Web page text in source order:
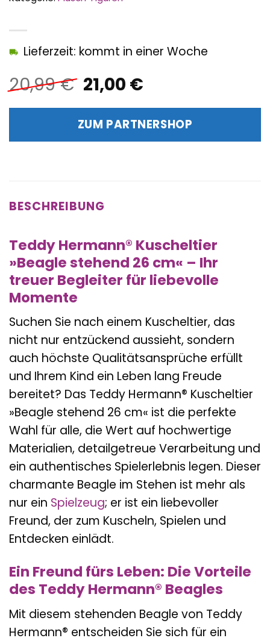
20,99€ Ursprünglicher
Preis
war:
20,99 €
21,00 €Aktueller
ist:
21,00 €.
Lieferzeit: kommt in einer Woche
ZUM PARTNERSHOP
BESCHREIBUNG
Teddy Hermann® Kuscheltier
»Beagle stehend 26 cm« – Ihr
treuer Begleiter für liebevolle
Momente
Suchen Sie nach einem Kuscheltier, das
nicht nur entzückend aussieht, sondern
auch höchste Qualitätsansprüche erfüllt
und Ihrem Kind ein Leben lang Freude
bereitet? Das Teddy Hermann® Kuscheltier
»Beagle stehend 26 cm« ist die perfekte
Wahl für alle, die Wert auf hochwertige
Materialien, detailgetreue Verarbeitung und
ein authentisches Spielerlebnis legen. Dieser
charmante Beagle im Stehen ist mehr als
nur ein Spielzeug; er ist ein liebevoller
Freund, der zum Kuscheln, Spielen und
Entdecken einlädt.
Ein Freund fürs Leben: Die Vorteile
des Teddy Hermann® Beagles
Mit diesem stehenden Beagle von Teddy
Hermann® entscheiden Sie sich für ein